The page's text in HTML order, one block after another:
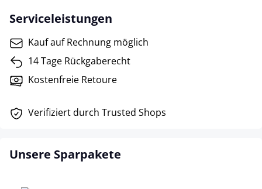
Serviceleistungen
Kauf auf Rechnung möglich
14 Tage Rückgaberecht
Kostenfreie Retoure
Verifiziert durch Trusted Shops
Unsere Sparpakete